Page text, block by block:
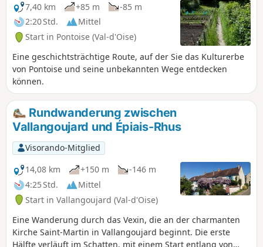
7,40 km
+85 m
-85 m
2:20 Std.
Mittel
Start in Pontoise (Val-d'Oise)
Eine geschichtsträchtige Route, auf der Sie das Kulturerbe
von Pontoise und seine unbekannten Wege entdecken
können.
Rundwanderung zwischen
Vallangoujard und Épiais-Rhus
Visorando-Mitglied
14,08 km
+150 m
-146 m
4:25 Std.
Mittel
Start in Vallangoujard (Val-d'Oise)
Eine Wanderung durch das Vexin, die an der charmanten
Kirche Saint-Martin in Vallangoujard beginnt. Die erste
Hälfte verläuft im Schatten, mit einem Start entlang von